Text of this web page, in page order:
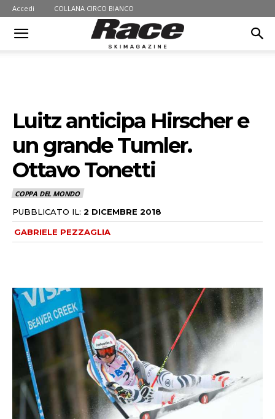
Accedi COLLANA CIRCO BIANCO
Luitz anticipa Hirscher e
un grande Tumler.
Ottavo Tonetti
COPPA DEL MONDO
PUBBLICATO IL: 2 DICEMBRE 2018
GABRIELE PEZZAGLIA